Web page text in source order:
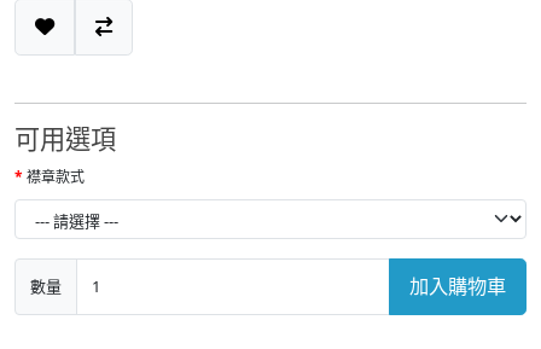
可用選項
襟章款式
數量 加入購物車